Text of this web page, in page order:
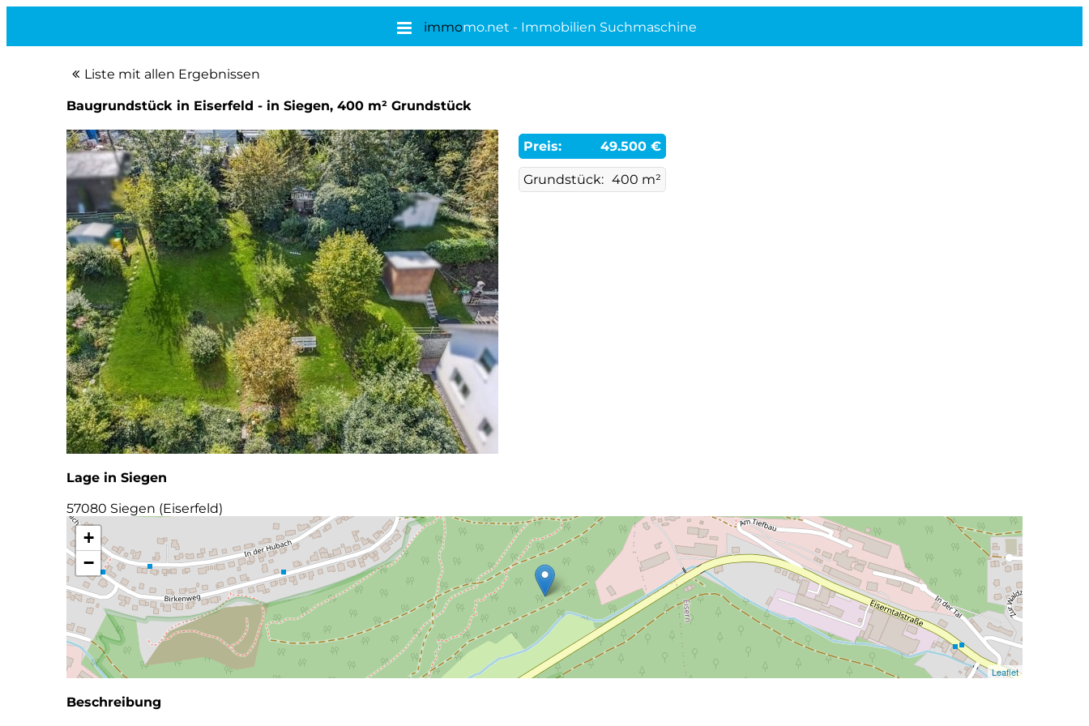
immomo.net - Immobilien Suchmaschine
Liste mit allen Ergebnissen
Baugrundstück in Eiserfeld - in Siegen, 400 m² Grundstück
Preis: 49.500 €
Grundstück: 400 m²
Lage in Siegen
57080 Siegen (Eiserfeld)
+
−
Leaflet
Beschreibung